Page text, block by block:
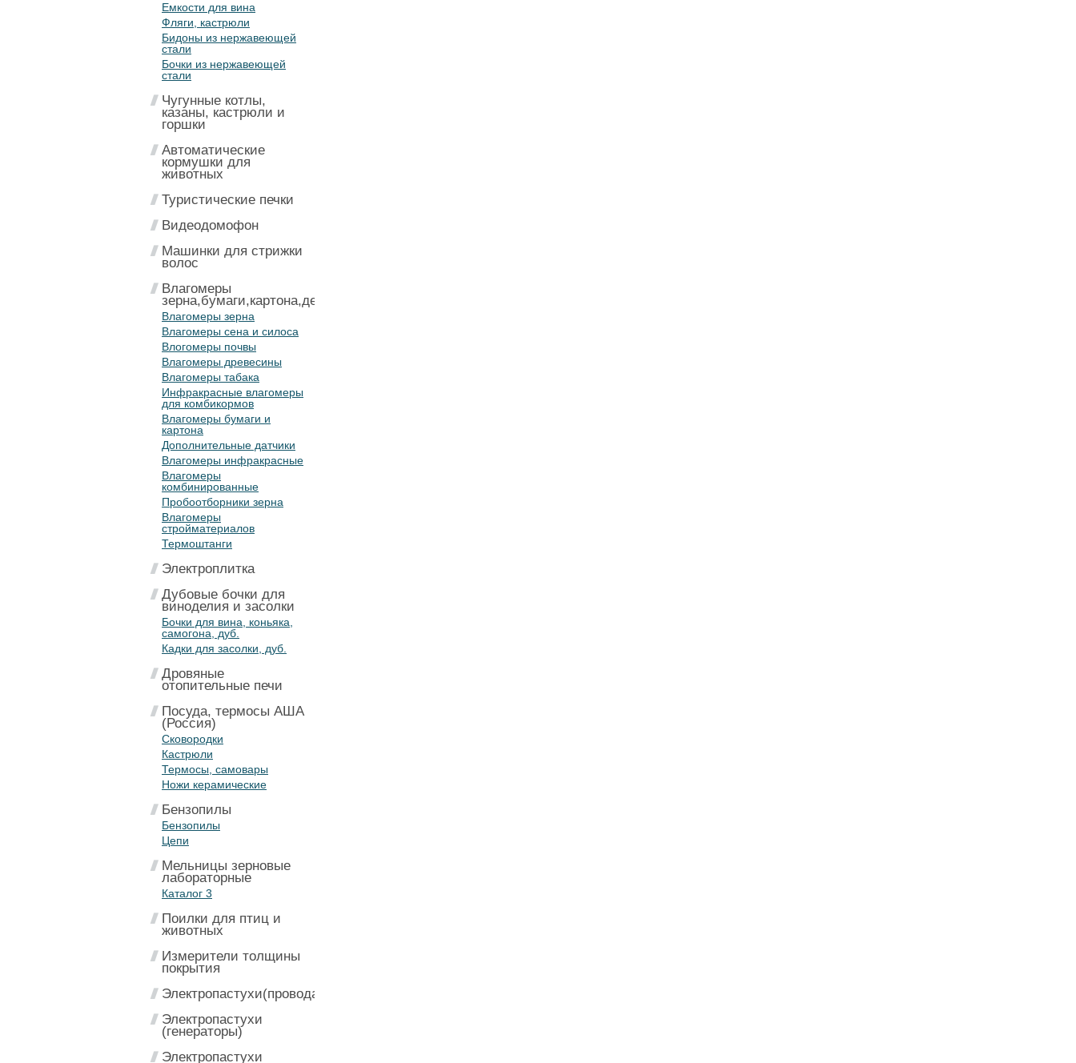
Емкости для вина
Фляги, кастрюли
Бидоны из нержавеющей
стали
Бочки из нержавеющей
стали
Чугунные котлы,
казаны, кастрюли и
горшки
Автоматические
кормушки для
животных
Туристические печки
Видеодомофон
Машинки для стрижки
волос
Влагомеры
зерна,бумаги,картона,дерева
Влагомеры зерна
Влагомеры сена и силоса
Влогомеры почвы
Влагомеры древесины
Влагомеры табака
Инфракрасные влагомеры
для комбикормов
Влагомеры бумаги и
картона
Дополнительные датчики
Влагомеры инфракрасные
Влагомеры
комбинированные
Пробоотборники зерна
Влагомеры
стройматериалов
Термоштанги
Электроплитка
Дубовые бочки для
виноделия и засолки
Бочки для вина, коньяка,
самогона, дуб.
Кадки для засолки, дуб.
Дровяные
отопительные печи
Посуда, термосы АША
(Россия)
Сковородки
Кастрюли
Термосы, самовары
Ножи керамические
Бензопилы
Бензопилы
Цепи
Мельницы зерновые
лабораторные
Каталог 3
Поилки для птиц и
животных
Измерители толщины
покрытия
Электропастухи(провода)
Электропастухи
(генераторы)
Электропастухи